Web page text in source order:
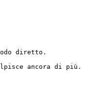
diretto.
ancora di più.